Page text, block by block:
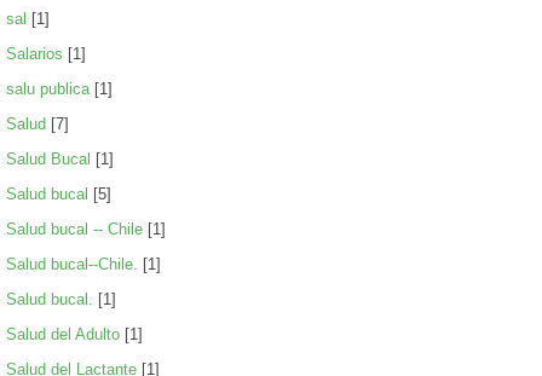
sal [1]
Salarios [1]
salu publica[1]
Salud [7]
Salud Bucal [1]
Salud bucal [5]
Salud bucal -- Chile [1]
Salud bucal--Chile. [1]
Salud bucal. [1]
Salud del Adulto [1]
Salud del Lactante [1]